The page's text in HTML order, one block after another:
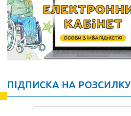
ПІДПИСКА НА РОЗСИЛКУ